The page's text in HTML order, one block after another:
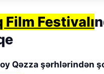
Festivalı
Qəzza şərhlərindən